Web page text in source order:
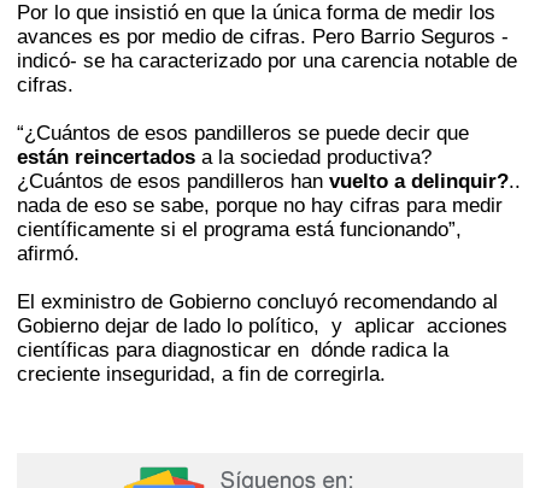
Por lo que insistió en que la única forma de medir los
avances es por medio de cifras. Pero Barrio Seguros -
indicó- se ha caracterizado por una carencia notable de
cifras.
“¿Cuántos de esos pandilleros se puede decir que
están reincertados a la sociedad productiva?
¿Cuántos de esos pandilleros hanvuelto a delinquir?..
nada de eso se sabe, porque no hay cifras para medir
científicamente si el programa está funcionando”,
afirmó.
El exministro de Gobierno concluyó recomendando al
Gobierno dejar de lado lo político, y aplicar acciones
científicas para diagnosticar en dónde radica la
creciente inseguridad, a fin de corregirla.